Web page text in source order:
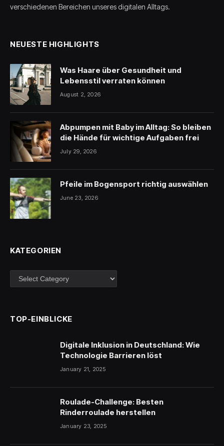
verschiedenen Bereichen unseres digitalen Alltags.
NEUESTE HIGHLIGHTS
Was Haare über Gesundheit und
Lebensstil verraten können
August 2, 2026
Abpumpen mit Baby im Alltag: So bleiben
die Hände für wichtige Aufgaben frei
July 29, 2026
Pfeile im Bogensport richtig auswählen
June 23, 2026
KATEGORIEN
Kategorien
TOP-EINBLICKE
Digitale Inklusion in Deutschland: Wie
Technologie Barrieren löst
January 21, 2025
Roulade-Challenge: Besten
Rinderroulade herstellen
January 23, 2025